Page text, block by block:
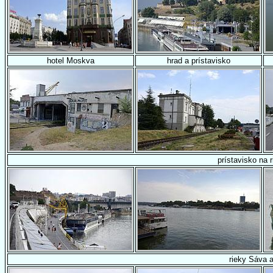
hotel Moskva hrad a prístavisko
prístavisko na
rieky Sáva